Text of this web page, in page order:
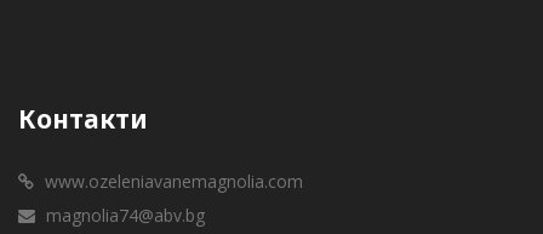
Контакти
www.ozeleniavanemagnolia.com
magnolia74@abv.bg